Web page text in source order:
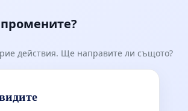
действия. Ще направите ли същото?